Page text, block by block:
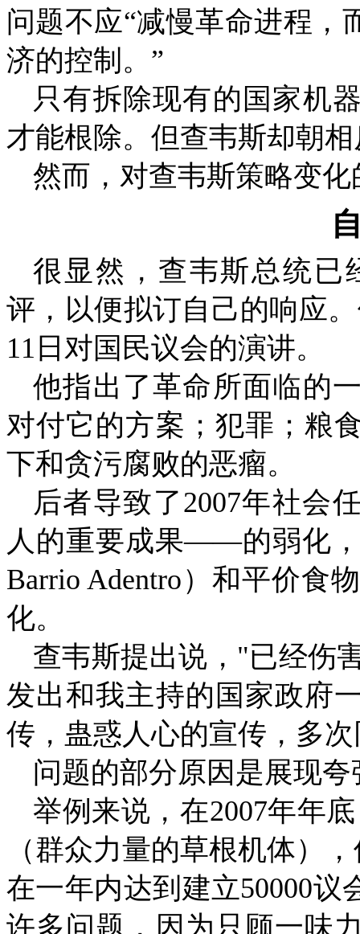
问题不应“减慢革命进程，
济的控制。”
只有拆除现有的国家机
才能根除。但查韦斯却朝
然而，对查韦斯策略变
很显然，查韦斯总统已
评，以便拟订自己的响应
11 日对国民议会的演讲。
他指出了革命所面临的
对付它的方案；犯罪；粮
下和贪污腐败的恶瘤。
后者导致了2007年社会
人的重要成果――的弱化
Barrio Adentro）和平价食
化。
查韦斯提出说， "已经伤
发出和我主持的国家政府
传，蛊惑人心的宣传，多
问题的部分原因是展现
举例来说，在2007年年
（群众力量的草根机体）
在一年内达到建立50000议
许多问题，因为只顾一味